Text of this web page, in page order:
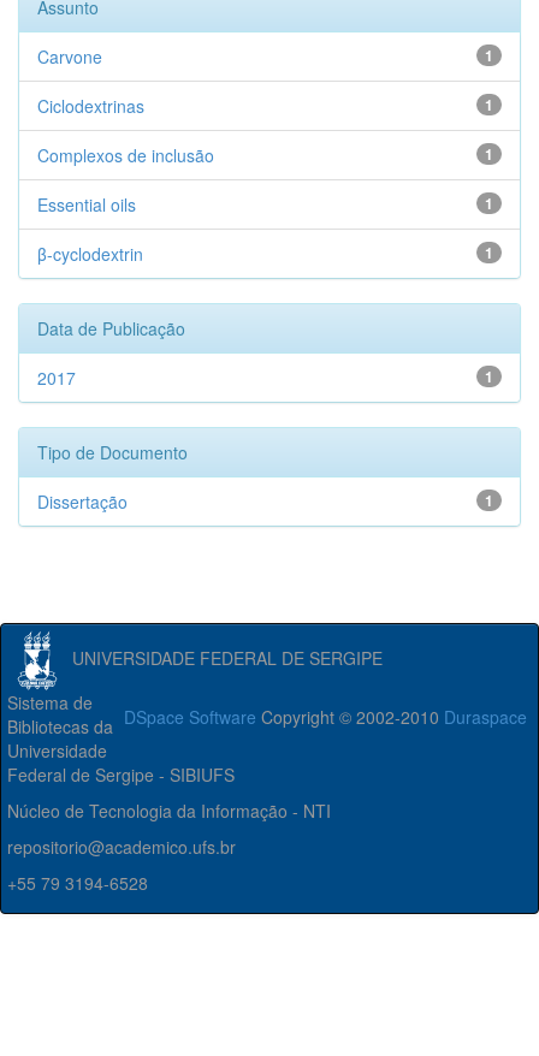
Assunto
1
Carvone
1
Ciclodextrinas
1
Complexos de inclusão
1
Essential oils
1
β-cyclodextrin
Data de Publicação
1
2017
Tipo de Documento
1
Dissertação
UNIVERSIDADE FEDERAL DE SERGIPE
DSpace Software Copyright © 2002-2010 Duraspace
Sistema de
Bibliotecas da
Universidade
Federal de Sergipe - SIBIUFS
Núcleo de Tecnologia da Informação - NTI
repositorio@academico.ufs.br
+55 79 3194-6528